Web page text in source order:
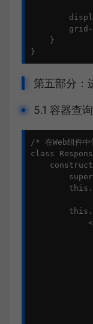
    }
}
第五部分：
5.1 容器查
/* 在Web组件
class